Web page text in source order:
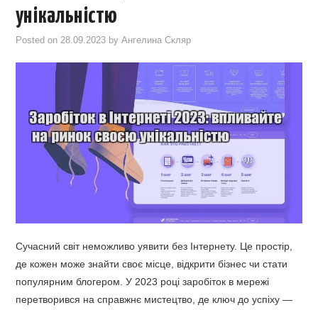
ПРО НАС
САЙТ БЕЗКОШТОВНО
CRM ДЛЯ ТОВАРКИ
унікальністю
Posted on28.09.2023 byАнгелина Скляр
Сучасний світ неможливо уявити без Інтернету. Це простір,
де кожен може знайти своє місце, відкрити бізнес чи стати
популярним блогером. У 2023 році заробіток в мережі
перетворився на справжнє мистецтво, де ключ до успіху —